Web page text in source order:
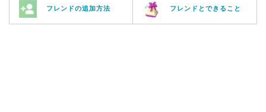
フレンドの追加方法 フレンドとできること